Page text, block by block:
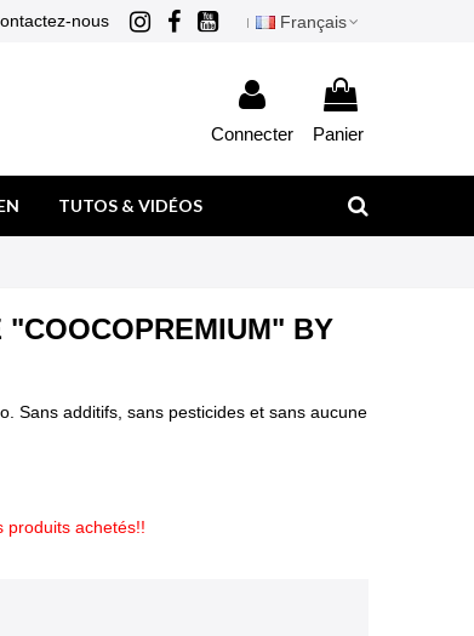
nous Français
Connecter
Panier
TUTOS & VIDÉOS
BY
Sans additifs, sans pesticides et sans aucune
produits achetés!!